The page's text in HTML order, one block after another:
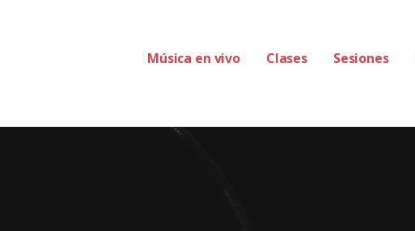
Música en vivo Clases Sesiones